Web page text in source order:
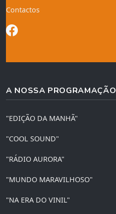
Contactos
A NOSSA PROGRAMAÇÃO
"EDIÇÃO DA MANHÃ"
"COOL SOUND"
"RÁDIO AURORA"
"MUNDO MARAVILHOSO"
"NA ERA DO VINIL"